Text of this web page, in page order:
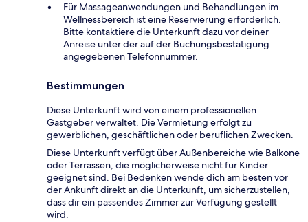
Für Massageanwendungen und Behandlungen im
Wellnessbereich ist eine Reservierung erforderlich.
Bitte kontaktiere die Unterkunft dazu vor deiner
Anreise unter der auf der Buchungsbestätigung
angegebenen Telefonnummer.
Bestimmungen
Diese Unterkunft wird von einem professionellen
Gastgeber verwaltet. Die Vermietung erfolgt zu
gewerblichen, geschäftlichen oder beruflichen Zwecken.
Diese Unterkunft verfügt über Außenbereiche wie Balkone
oder Terrassen, die möglicherweise nicht für Kinder
geeignet sind. Bei Bedenken wende dich am besten vor
der Ankunft direkt an die Unterkunft, um sicherzustellen,
dass dir ein passendes Zimmer zur Verfügung gestellt
wird.